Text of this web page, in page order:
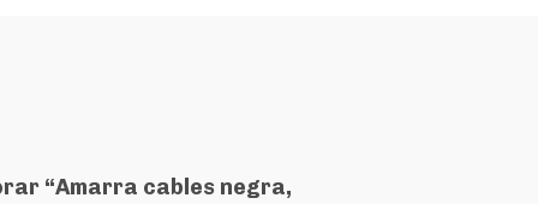
“Amarra cables negra,